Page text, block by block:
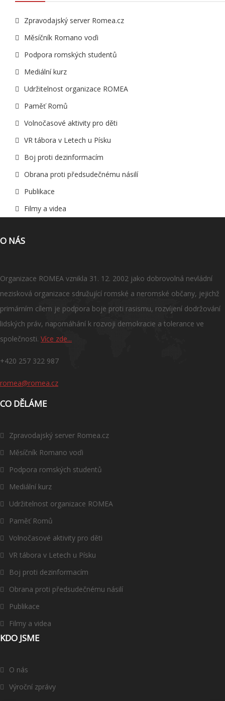
Zpravodajský server Romea.cz
Měsíčník Romano voďi
Podpora romských studentů
Mediální kurz
Udržitelnost organizace ROMEA
Paměť Romů
Volnočasové aktivity pro děti
VR tábora v Letech u Písku
Boj proti dezinformacím
Obrana proti předsudečnému násilí
Publikace
Filmy a videa
O NÁS
Organizace ROMEA vznikla 31. 12. 2002 jako dobrovolná nevládní
nezisková organizace sdružující romské a neromské občany, jejichž
primárním cílem je podpora boje proti rasismu, rozvíjení dodržování
lidských práv, napomáhání k rozvoji demokracie a tolerance ve
společnosti. Více zde...
+420 257 322 987
romea@romea.cz
CO DĚLÁME
Zpravodajský server Romea.cz
Měsíčník Romano voďi
Podpora romských studentů
Mediální kurz
Udržitelnost organizace ROMEA
Paměť Romů
Volnočasové aktivity pro děti
VR tábora v Letech u Písku
Boj proti dezinformacím
Obrana proti předsudečnému násilí
Publikace
Filmy a videa
KDO JSME
O nás
Výroční zprávy